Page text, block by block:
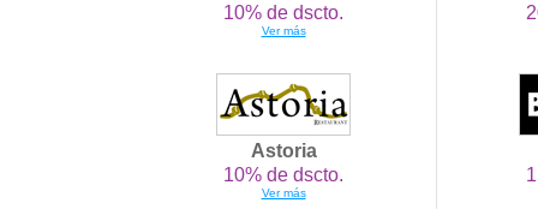
10% de dscto.
Ver más
Astoria
10% de dscto.
Ver más